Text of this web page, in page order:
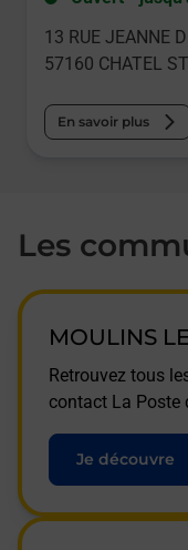
13 RUE JEANNE
57160 CHATEL
En savoir plus
Les
MOULINS
Retrouvez tous
contact La Poste
Je découvre